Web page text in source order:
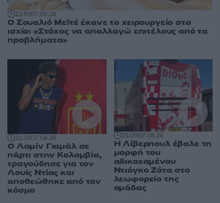
21:5307.08.26
Ο Σουαλιό Μεϊτέ έκανε το χειρουργείο στο
ισχίο: «Στόχος να απαλλαγώ επιτέλους από τα
προβλήματα»
21:3307.08.26
Ο Λαμίν Γιαμάλ σε
πάρτι στην Κολομβία,
τραγούδησε για τον
Λουίς Ντίας και
αποθεώθηκε από τον
κόσμο
21:0507.08.26
Η Λίβερπουλ έβαλε τη
μορφή του
αδικοχαμένου
Ντιόγκο Ζότα στο
λεωφορείο της
ομάδας